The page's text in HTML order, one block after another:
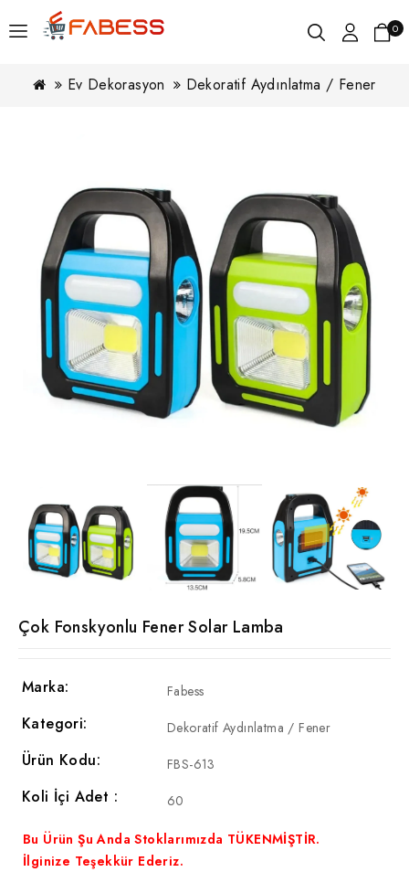
0
Ev Dekorasyon Dekoratif Aydınlatma / Fener
Çok Fonskyonlu Fener Solar Lamba
Marka: Fabess
Kategori: Dekoratif Aydınlatma / Fener
Ürün Kodu: FBS-613
Koli İçi Adet : 60
Bu Ürün Şu Anda Stoklarımızda TÜKENMİŞTİR.
İlginize Teşekkür Ederiz.